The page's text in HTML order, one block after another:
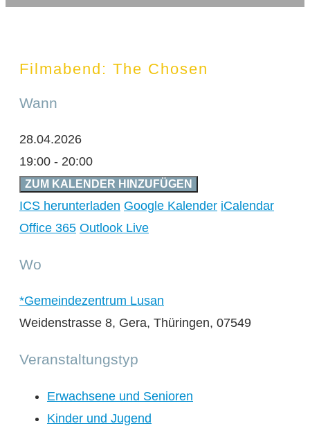
Filmabend: The Chosen
Wann
28.04.2026
19:00 - 20:00
ZUM KALENDER HINZUFÜGEN
ICS herunterladen Google Kalender iCalendar
Office 365 Outlook Live
Wo
*Gemeindezentrum Lusan
Weidenstrasse 8, Gera, Thüringen, 07549
Veranstaltungstyp
Erwachsene und Senioren
Kinder und Jugend